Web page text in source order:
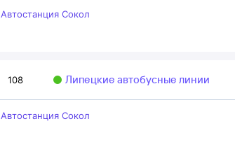
Автостанция Сокол
108 Липецкие автобусные линии
Автостанция Сокол